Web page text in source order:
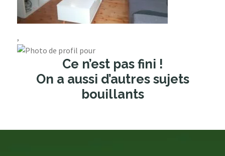
,
Ce n’est pas fini !
On a aussi d’autres sujets
bouillants